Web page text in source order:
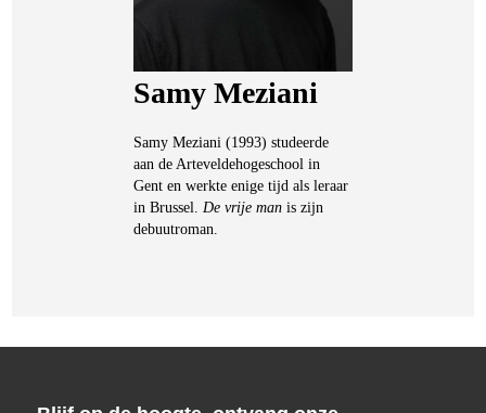
Samy Meziani
Samy Meziani (1993) studeerde
aan de Arteveldehogeschool in
Gent en werkte enige tijd als leraar
in Brussel.De vrije manis zijn
debuutroman.